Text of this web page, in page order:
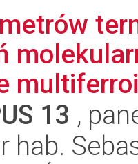
13 ,
hab.